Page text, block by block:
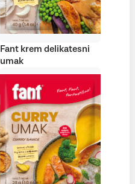
Fant krem delikatesni
umak